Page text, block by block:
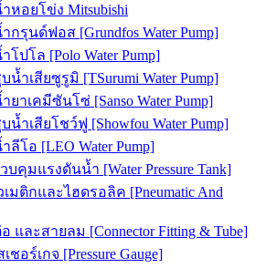
หอยโข่ง Mitsubishi
กรุนด์ฟอส [Grundfos Water Pump]
โปโล [Polo Water Pump]
น้ำเสียซูรูมิ [TSurumi Water Pump]
ยาเคมีซันโซ่ [Sanso Water Pump]
น้ำเสียโชว์ฟู [Showfou Water Pump]
ลีโอ [LEO Water Pump]
บคุมแรงดันน้ำ [Water Pressure Tank]
มติกและไฮดรอลิค [Pneumatic And
และสายลม [Connector Fitting & Tube]
เชอร์เกจ [Pressure Gauge]